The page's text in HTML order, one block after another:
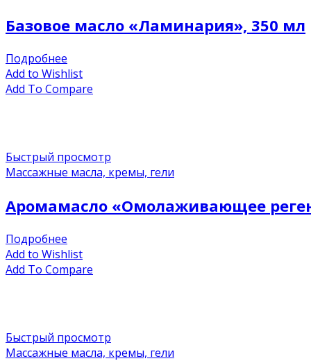
Базовое масло «Ламинария», 350 мл
Подробнее
Add to Wishlist
Add To Compare
Быстрый просмотр
Массажные масла, кремы, гели
Аромамасло «Омолаживающее
Подробнее
Add to Wishlist
Add To Compare
Быстрый просмотр
Массажные масла, кремы, гели